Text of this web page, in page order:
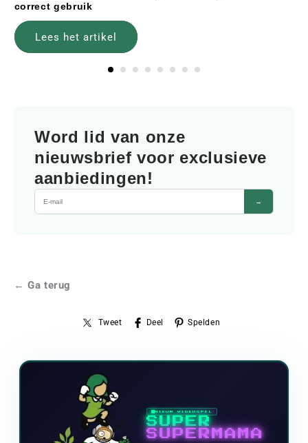
correct gebruik
Lees het artikel
Word lid van onze
nieuwsbrief voor exclusieve
aanbiedingen!
→
← Ga terug
Tweet Deel Spelden
NIEUW VIDEOSPEL
SUPER
SUPERMAMA